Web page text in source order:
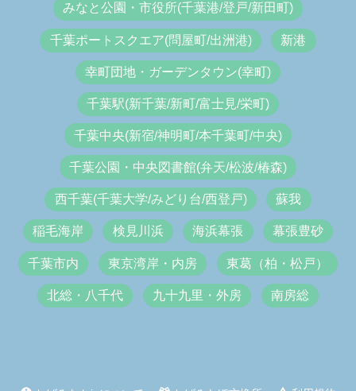
みなと公園・市役所(千葉港/登戸/新田町)
千葉ポートスクエア(問屋町/出洲港) 新港
幸町団地・ガーデンタウン(幸町)
千葉駅(新千葉/新町/富士見/栄町)
千葉中央(新宿/神明町/本千葉町/中央)
千葉公園・中央図書館(弁天/松波/椿森)
西千葉(千葉大学/みどり台/西登戸) 蘇我
稲毛海岸 検見川浜 海浜幕張 幕張豊砂
千葉市内 東京湾岸・内房 東葛（柏・松戸）
北総・八千代 九十九里・外房 南房総